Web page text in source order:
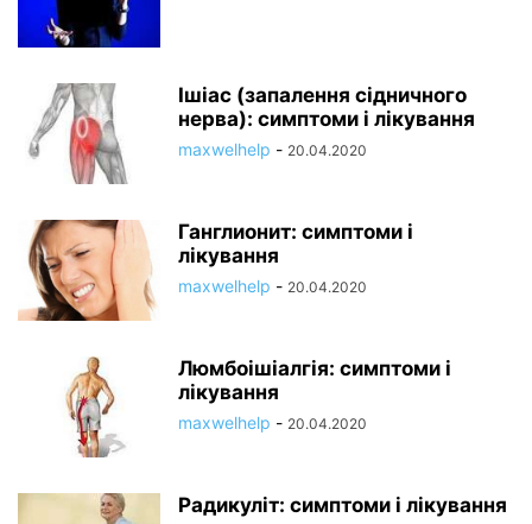
Ішіас (запалення сідничного
нерва): симптоми і лікування
maxwelhelp - 20.04.2020
Ганглионит: симптоми і
лікування
maxwelhelp - 20.04.2020
Люмбоішіалгія: симптоми і
лікування
maxwelhelp - 20.04.2020
Радикуліт: симптоми і лікування